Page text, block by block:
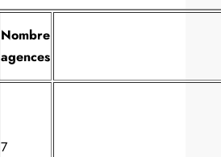
Nombre
agences
7